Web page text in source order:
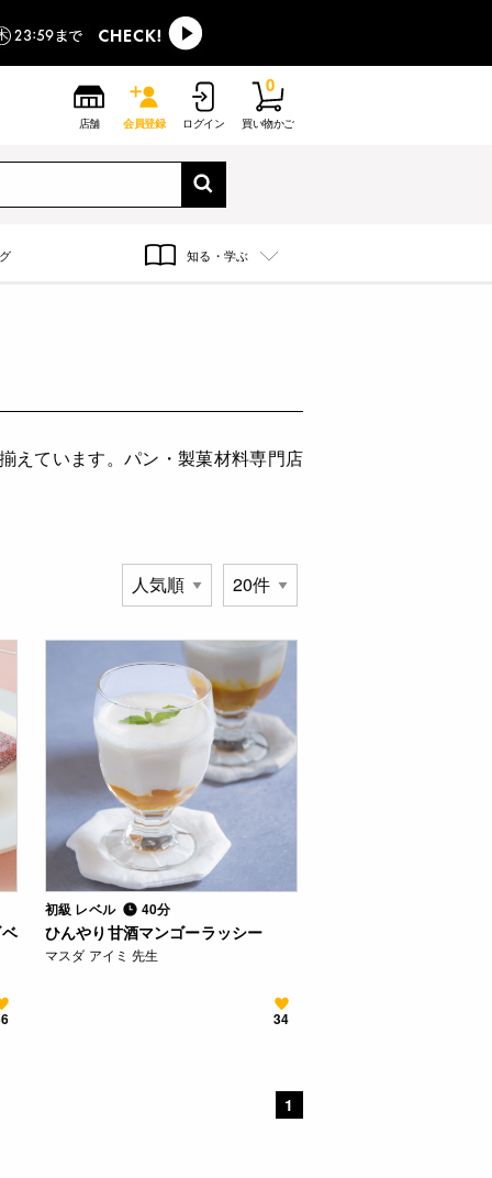
店舗 会員登録 ログイン 買い物かご
0
知る・学ぶ
えています。パン・製菓材料専門店
初級 レベル 40分
ひんやり甘酒マンゴーラッシー
マスダ アイミ 先生
34
1